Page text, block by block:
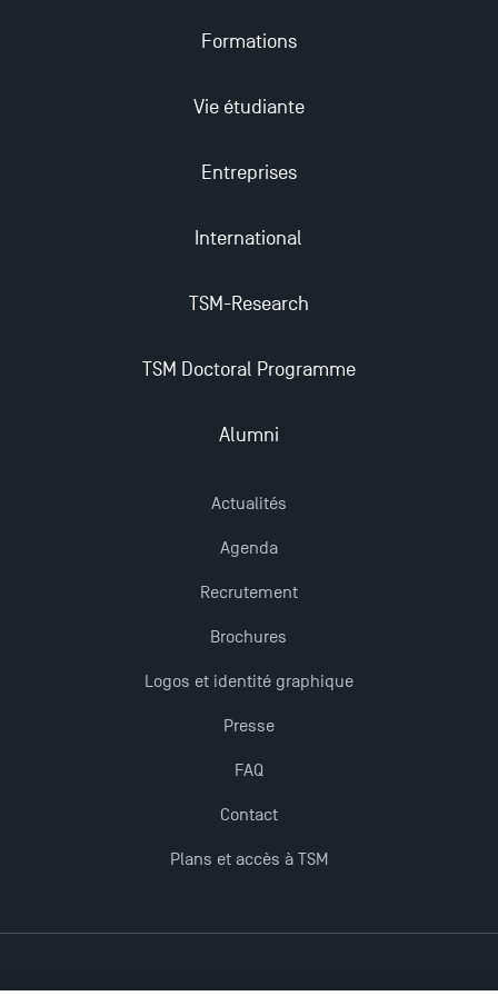
Les Masters de TSM récompensés au classement
professionnelles en alternance à TSM !
Formations
Vie étudiante
Entreprises
International
TSM-Research
TSM Doctoral Programme
Alumni
Actualités
Agenda
Recrutement
Brochures
Logos et identité graphique
Presse
FAQ
Contact
Plans et accès à TSM